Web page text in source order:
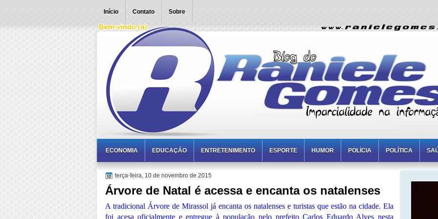
Início Contato Sobre
ECONOMIA EDUCAÇÃO ENTRETENIMENTO ESPORTE HUMOR POLÍCIA POLÍTICA
terça-feira, 10 de novembro de 2015
Árvore de Natal é acessa e encanta os natalenses
A tradicional Árvore de Mirassol já encanta os natalenses e turistas que estão na cidade. Ela
foi acesa oficialmente e entregue à população pelo prefeito Carlos Eduardo Alves nesta